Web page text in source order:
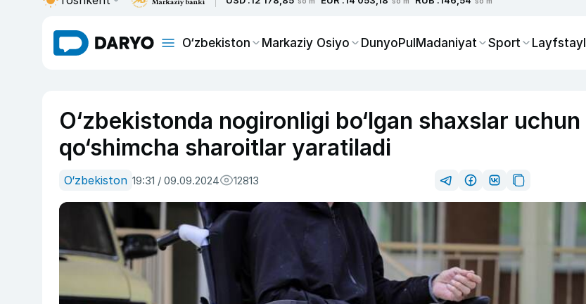
O‘zbekiston Markaziy Osiyo DunyoPulMadaniyat Sport Layfstayl
O‘zbekistonda nogironligi bo‘lgan shaxslar uchun
qo‘shimcha sharoitlar yaratiladi
O‘zbekiston 19:31 / 09.09.2024 12813